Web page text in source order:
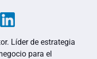
Líder de estrategia
para el